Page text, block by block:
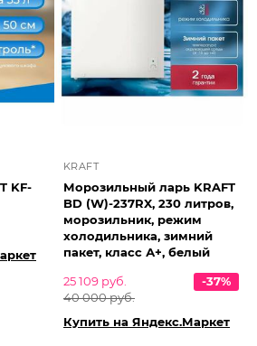
KF-
KRAFT
Морозильный ларь KRAFT
BD (W)-237RX, 230 литров,
морозильник, режим
холодильника, зимний
пакет, класс А+, белый
25 109 руб.
40 000 руб.
-37%
Купить на Яндекс.Маркет